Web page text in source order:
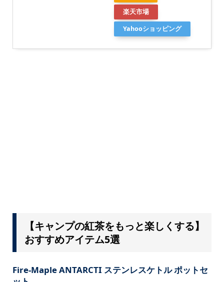
楽天市場
Yahooショッピング
【キャンプの紅茶をもっと楽しくする】
おすすめアイテム5選
Fire-Maple ANTARCTI ステンレスケトル ポットセ